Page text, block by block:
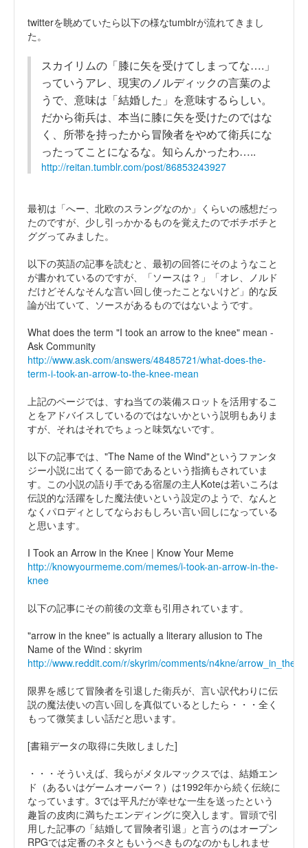
twitterを眺めていたら以下の様なtumblrが流れてきまし
た。
スカイリムの「膝に矢を受けてしまってな….」
っていうアレ、現実のノルディックの言葉のよ
うで、意味は「結婚した」を意味するらしい。
だから衛兵は、本当に膝に矢を受けたのではな
く、所帯を持ったから冒険者をやめて衛兵にな
ったってことになるな。知らんかったわ…..
http://reitan.tumblr.com/post/86853243927
最初は「へー、北欧のスラングなのか」くらいの感想だっ
たのですが、少し引っかかるものを覚えたのでボチボチと
ググってみました。
以下の英語の記事を読むと、最初の回答にそのようなこと
が書かれているのですが、「ソースは？」「オレ、ノルド
だけどそんなそんな言い回し使ったことないけど」的な反
論が出ていて、ソースがあるものではないようです。
What does the term "I took an arrow to the knee" mean -
Ask Community
http://www.ask.com/answers/48485721/what-does-the-
term-i-took-an-arrow-to-the-knee-mean
上記のページでは、すね当ての装備スロットを活用するこ
とをアドバイスしているのではないかという説明もありま
すが、それはそれでちょっと味気ないです。
以下の記事では、"The Name of the Wind"というファンタ
ジー小説に出てくる一節であるという指摘もされていま
す。この小説の語り手である宿屋の主人Koteは若いころは
伝説的な活躍をした魔法使いという設定のようで、なんと
なくパロディとしてならおもしろい言い回しになっている
と思います。
I Took an Arrow in the Knee | Know Your Meme
http://knowyourmeme.com/memes/i-took-an-arrow-in-the-
knee
以下の記事にその前後の文章も引用されています。
"arrow in the knee" is actually a literary allusion to The
Name of the Wind : skyrim
http://www.reddit.com/r/skyrim/comments/n4kne/
限界を感じて冒険者を引退した衛兵が、言い訳代わりに伝
説の魔法使いの言い回しを真似ているとしたら・・・全く
もって微笑ましい話だと思います。
[書籍データの取得に失敗しました]
・・・そういえば、我らがメタルマックスでは、結婚エン
ド（あるいはゲームオーバー？）は1992年から続く伝統に
なっています。3では平凡だが幸せな一生を送ったという
趣旨の皮肉に満ちたエンディングに突入します。冒頭で引
用した記事の「結婚して冒険者引退」と言うのはオープン
RPGでは定番のネタともいうべきものなのかもしれませ